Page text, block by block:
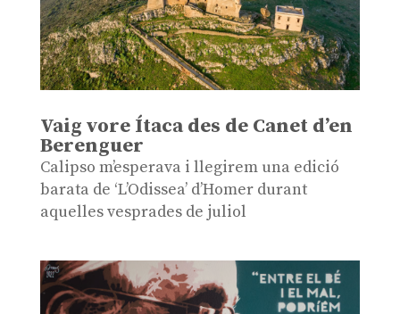
Vaig vore Ítaca des de Canet d’en
Berenguer
Calipso m’esperava i llegirem una edició
barata de ‘L’Odissea’ d’Homer durant
aquelles vesprades de juliol